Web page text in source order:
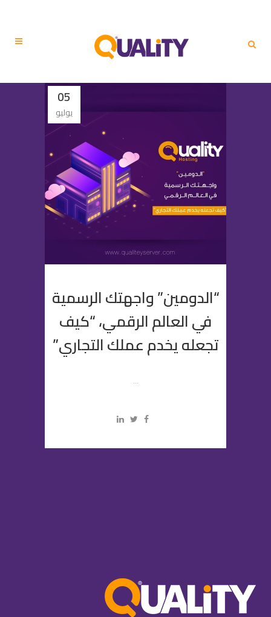
05
يوليو
“الدومين” واجهتك الرسمية
في العالم الرقمي، “كيف
تجعله يخدم عملك التجاري”
...